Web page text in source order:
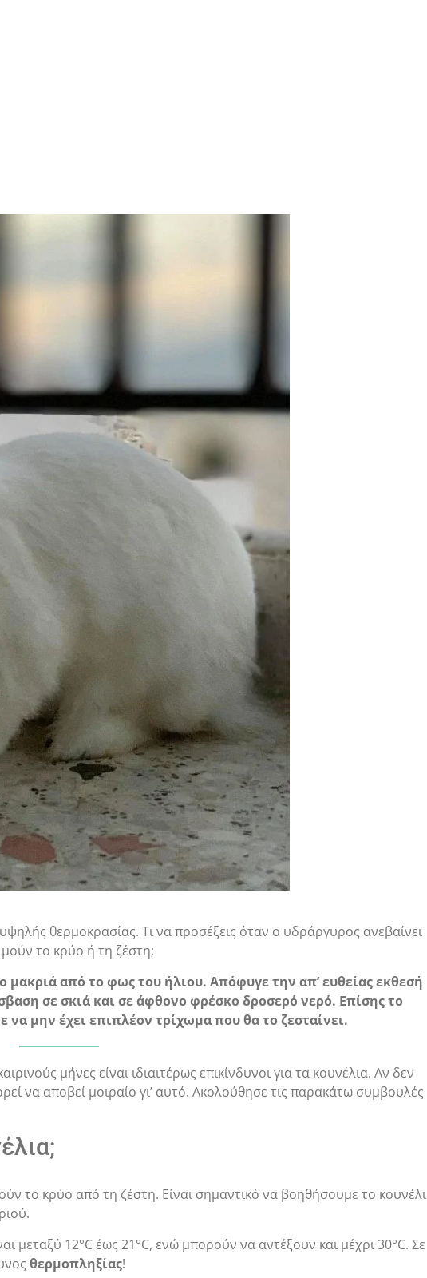
θερμοκρασίας. Τι να προσέξεις όταν ο υδράργυρος ανεβαίνει
το κρύο ή τη ζέστη;
μακριά από το φως του ήλιου. Απόφυγε την απ’ ευθείας εκθεσή
σε σκιά και σε άφθονο φρέσκο δροσερό νερό. Επίσης το
μην έχει επιπλέον τρίχωμα που θα το ζεσταίνει.
μήνες είναι ιδιαιτέρως επικίνδυνοι για τα κουνέλια. Αν δεν
να αποβεί μοιραίο γι’ αυτό. Ακολούθησε τις παρακάτω συμβουλές
το κρύο από τη ζέστη. Είναι σημαντικό να βοηθήσουμε το κουνέλι
μεταξύ 12°C έως 21°C, ενώ μπορούν να αντέξουν και μέχρι 30°C. Σε
θερμοπληξίας!